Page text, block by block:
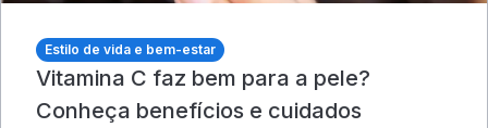
Estilo de vida e bem-estar
Vitamina C faz bem para a pele?
Conheça benefícios e cuidados